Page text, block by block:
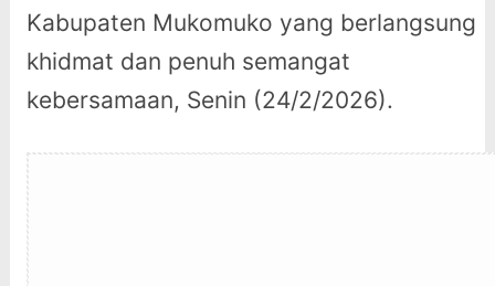
Kabupaten Mukomuko yang berlangsung
khidmat dan penuh semangat
kebersamaan, Senin (24/2/2026).